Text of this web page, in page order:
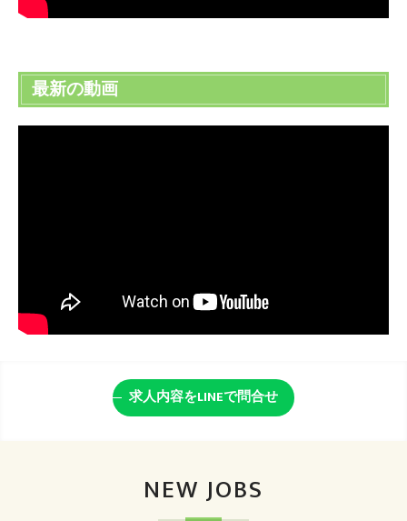
最新の動画
求人内容をLINEで問合せ
NEW JOBS